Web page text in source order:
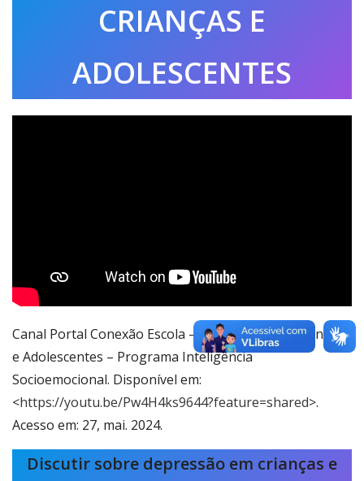
CRIANÇAS E
ADOLESCENTES
Canal Portal Conexão Escola – Depressão em Crianças
e Adolescentes – Programa Inteligência
Socioemocional. Disponível em:
<https://youtu.be/Pw4H4ks9644?feature=shared>.
Acesso em: 27, mai. 2024.
Discutir sobre depressão em crianças e